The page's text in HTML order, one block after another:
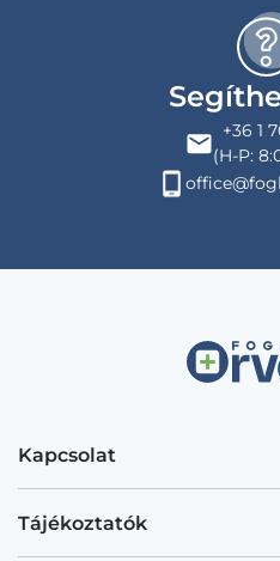
+36 1
(H-P:
Kapcsolat
Tájékoztatók